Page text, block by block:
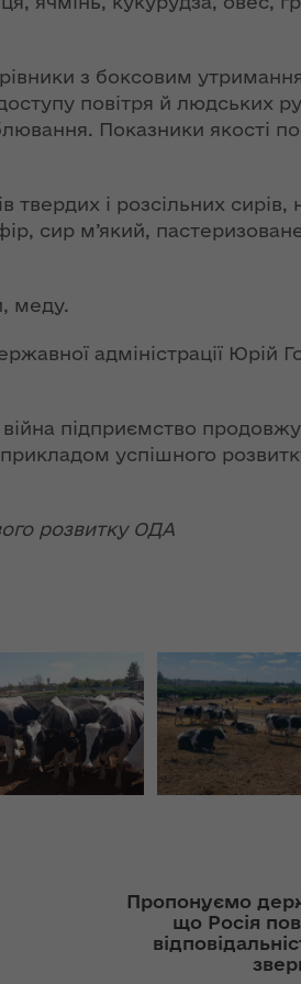
з боксовим
повітря й людських
Показники якості
і розсільних сирів,
сир м’який,
меду.
адміністрації Юрій
підприємство
успішного
розвитку ОДА
Пропонуємо
що Росія